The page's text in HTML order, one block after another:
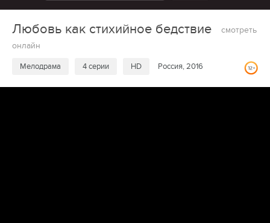
Любовь как стихийное бедствие
смотреть
онлайн
Мелодрама 4 серии HD Россия, 2016